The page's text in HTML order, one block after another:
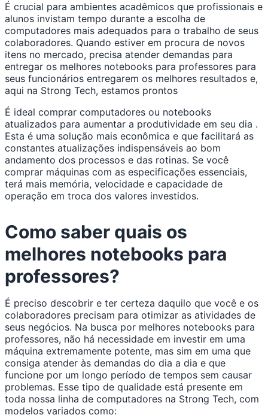
É crucial para ambientes acadêmicos que profissionais e
alunos invistam tempo durante a escolha de
computadores mais adequados para o trabalho de seus
colaboradores. Quando estiver em procura de novos
itens no mercado, precisa atender demandas para
entregar os melhores notebooks para professores para
seus funcionários entregarem os melhores resultados e,
aqui na Strong Tech, estamos prontos
É ideal comprar computadores ou notebooks
atualizados para aumentar a produtividade em seu dia .
Esta é uma solução mais econômica e que facilitará as
constantes atualizações indispensáveis ao bom
andamento dos processos e das rotinas. Se você
comprar máquinas com as especificações essenciais,
terá mais memória, velocidade e capacidade de
operação em troca dos valores investidos.
Como saber quais os
melhores notebooks para
professores?
É preciso descobrir e ter certeza daquilo que você e os
colaboradores precisam para otimizar as atividades de
seus negócios. Na busca por melhores notebooks para
professores, não há necessidade em investir em uma
máquina extremamente potente, mas sim em uma que
consiga atender às demandas do dia a dia e que
funcione por um longo período de tempos sem causar
problemas. Esse tipo de qualidade está presente em
toda nossa linha de computadores na Strong Tech, com
modelos variados como: